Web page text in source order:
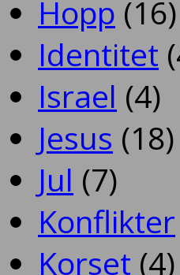
Hopp (16)
Identitet
Israel (4)
Jesus (18)
Jul (7)
Konflikter
Korset (4)